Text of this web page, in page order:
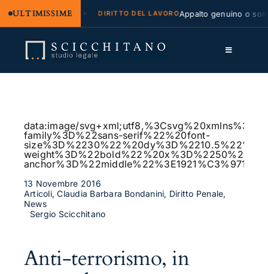
ULTIMISSIME
e regresso DIRITTO DEL LAVOROAppalto genuino o
contenuto
Toggle
Servizi
Approfondimenti
Contatti
data:image/
family%3D%22sans-serif%22%20font-
13 Novembre 2016
Articoli, Claudia Barbara Bondanini, Diritto Penale,
News
Sergio Scicchitano
Anti-terrorismo, in